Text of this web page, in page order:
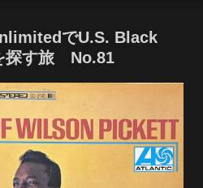
でU.S. Black
探す旅 No.81